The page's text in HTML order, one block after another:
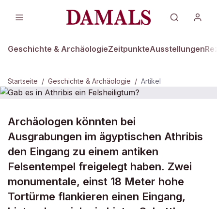
Geschichte & ArchäologieZeitpunkteAusstellungen
Startseite / Geschichte & Archäologie / Artikel
Gab es in Athribis ein Felsheiligtum?
Archäologen könnten bei
Ausgrabungen im ägyptischen Athribis
den Eingang zu einem antiken
Felsentempel freigelegt haben. Zwei
monumentale, einst 18 Meter hohe
Tortürme flankieren einen Eingang,